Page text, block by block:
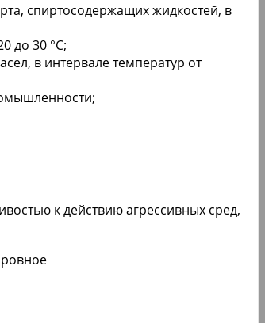
спиртосодержащих жидкостей, в
до 30 °С;
в интервале температур от
к действию агрессивных сред,